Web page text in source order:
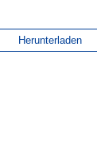
Herunterladen